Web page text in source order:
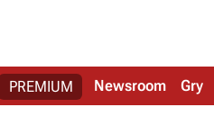
PREMIUM Newsroom Gry